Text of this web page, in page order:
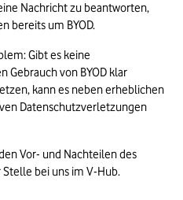
Nachricht zu beantworten,
bereits um BYOD.
Gibt es keine
Gebrauch von BYOD klar
kann es neben erheblichen
Datenschutzverletzungen
Vor- und Nachteilen des
bei uns im V-Hub.